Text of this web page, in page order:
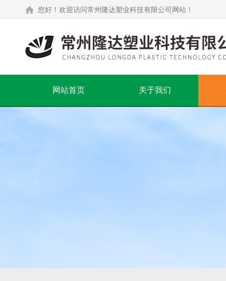
您好！欢迎访问常州隆达塑业科技有限公司网站！
网站首页 关于我们